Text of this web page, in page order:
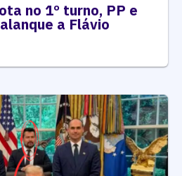
no 1º turno, PP e
a Flávio